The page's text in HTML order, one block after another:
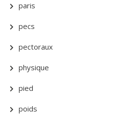
paris
pecs
pectoraux
physique
pied
poids